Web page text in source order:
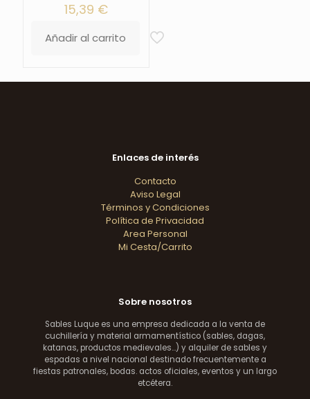
15,39 €
Añadir al carrito
Enlaces de interés
Contacto
Aviso Legal
Términos y Condiciones
Política de Privacidad
Area Personal
Mi Cesta/Carrito
Sobre nosotros
Sables Luque es una empresa dedicada a la venta de
cuchillería y material armamentístico (sables, dagas,
katanas, productos medievales...) y alquiler de sables y
espadas a nivel nacional destinado frecuentemente a
fiestas patronales, bodas. actos oficiales, eventos y un largo
etcétera.